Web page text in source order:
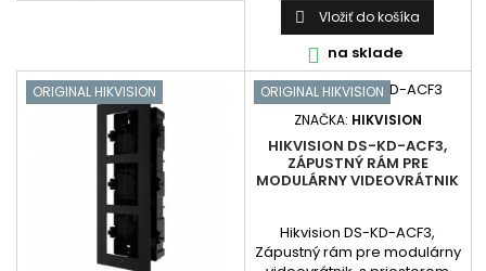
 Vložiť do košíka
 na sklade
ORIGINAL HIKVISION
ORIGINAL HIKVISION
ZNAČKA: HIKVISION
HIKVISION DS-KD-ACF3,
ZÁPUSTNÝ RÁM PRE
MODULÁRNY VIDEOVRÁTNIK
Hikvision DS-KD-ACF3,
Zápustný rám pre modulárny